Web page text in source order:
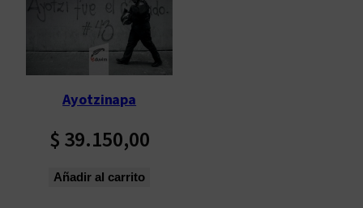
Ayotzinapa
$ 39.150,00
Añadir al carrito